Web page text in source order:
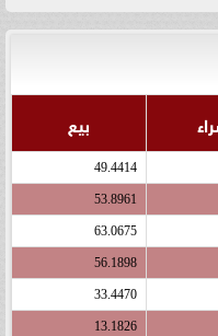
بيع
49.4414
53.8961
63.0675
56.1898
33.4470
13.1826